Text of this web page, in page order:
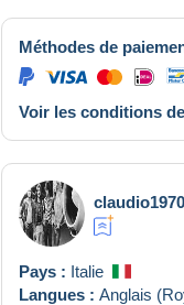
Méthodes de
Voir les conditions
claudio1970
Pays : Italie
Langues : Anglais